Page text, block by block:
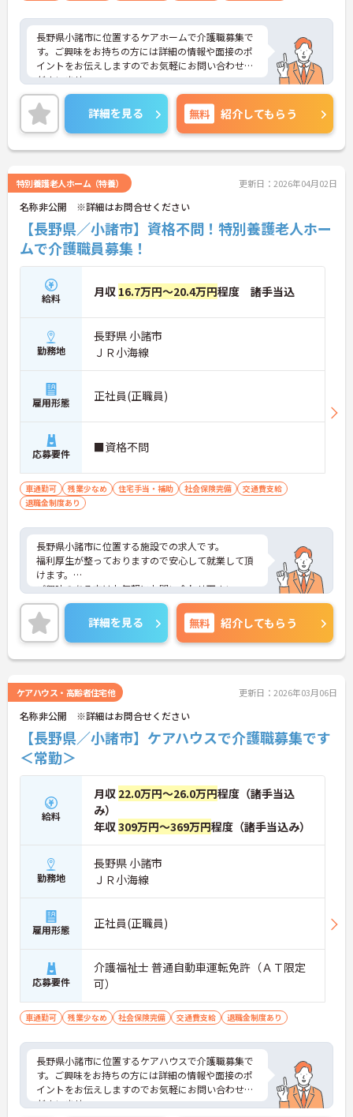
長野県小諸市に位置するケアホームで介護職募集で
す。ご興味をお持ちの方には詳細の情報や面接のポ
イントをお伝えしますのでお気軽にお問い合わせく
ださいませ。
詳細を見る 無料 紹介してもらう
特別養護老人ホーム（特養） 更新日：2026年04月02日
名称非公開 ※詳細はお問合せください
【長野県／小諸市】資格不問！特別養護老人ホー
ムで介護職員募集！
給料 月収 16.7万円～20.4万円程度 諸手当込
勤務地
長野県 小諸市
ＪＲ小海線
雇用形態 正社員(正職員)
応募要件 ■資格不問
車通勤可 残業少なめ 住宅手当・補助 社会保険完備
交通費支給
退職金制度あり
長野県小諸市に位置する施設での求人です。
福利厚生が整っておりますので安心して就業して頂
けます。
ご興味のある方はお気軽にお問い合わせ下さい。
詳細を見る 無料 紹介してもらう
ケアハウス・高齢者住宅他 更新日：2026年03月06日
名称非公開 ※詳細はお問合せください
【長野県／小諸市】ケアハウスで介護職募集です
＜常勤＞
給料
月収 22.0万円～26.0万円程度（諸手当込
み）
年収309万円～369万円程度（諸手当込み）
勤務地
長野県 小諸市
ＪＲ小海線
雇用形態 正社員(正職員)
応募要件
介護福祉士 普通自動車運転免許（ＡＴ限定
可）
車通勤可 残業少なめ 社会保険完備 交通費支給 退職金制度あり
長野県小諸市に位置するケアハウスで介護職募集で
す。ご興味をお持ちの方には詳細の情報や面接のポ
イントをお伝えしますのでお気軽にお問い合わせく
ださいませ。